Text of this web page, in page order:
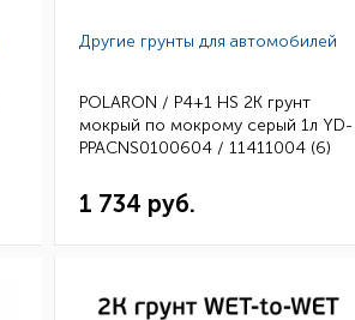
Другие грунты для автомобилей
POLARON / P4+1 HS 2K грунт
мокрый по мокрому серый 1л YD-
PPACNS0100604 / 11411004 (6)
1 734 руб.